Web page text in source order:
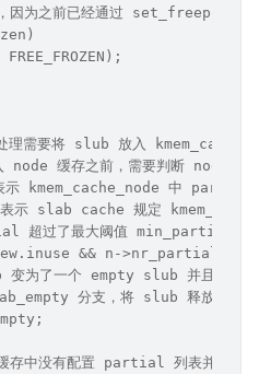
为之前已经通过
FREE_FROZEN);
理需要将 slub 放入
node 缓存之前，需要判断 node
kmem_cache_node 中 partial
slab cache 规定
超过了最大阈值 min_partial，
&& n->nr_partial >=
为了一个 empty slub 并且
分支，将 slub 释放回伙伴
存中没有配置 partial 列表并且